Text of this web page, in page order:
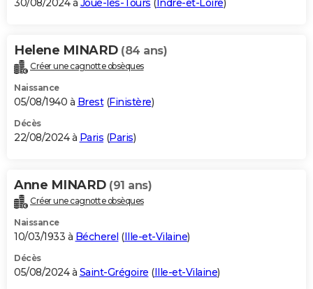
30/08/2024 à Joué-lès-Tours (Indre-et-Loire)
Helene MINARD (84 ans)
Créer une cagnotte obsèques
Naissance
05/08/1940 à Brest(Finistère)
Décès
22/08/2024 à Paris (Paris)
Anne MINARD (91 ans)
Créer une cagnotte obsèques
Naissance
10/03/1933 à Bécherel (Ille-et-Vilaine)
Décès
05/08/2024 à Saint-Grégoire (Ille-et-Vilaine)